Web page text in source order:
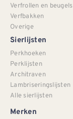
Verfrollen en beugels
Verfbakken
Overige
Sierlijsten
Perkhoeken
Perklijsten
Architraven
Lambriseringslijsten
Alle sierlijsten
Merken